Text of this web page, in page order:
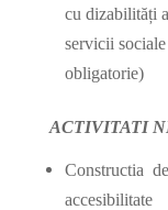
cu dizabilități
servicii
obligatorie)
ACTIVITATI
Constructia
accesibilitate